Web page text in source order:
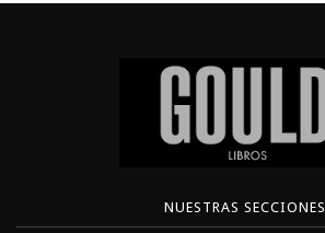
NUESTRAS SECCIONES